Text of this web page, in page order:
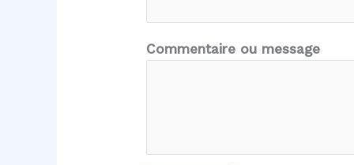
m
C
n
Commentaire ou message